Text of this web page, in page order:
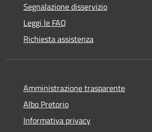
Segnalazione disservizio
Leggi le FAQ
Richiesta assistenza
Amministrazione trasparente
Albo Pretorio
Informativa privacy